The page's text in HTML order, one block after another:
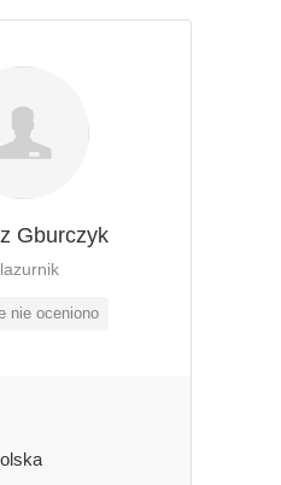
Gburczyk
nie oceniono